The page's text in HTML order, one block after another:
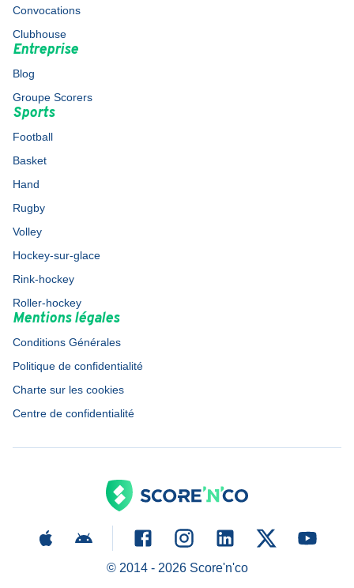
Convocations
Clubhouse
Entreprise
Blog
Groupe Scorers
Sports
Football
Basket
Hand
Rugby
Volley
Hockey-sur-glace
Rink-hockey
Roller-hockey
Mentions légales
Conditions Générales
Politique de confidentialité
Charte sur les cookies
Centre de confidentialité
© 2014 - 2026Score'n'co